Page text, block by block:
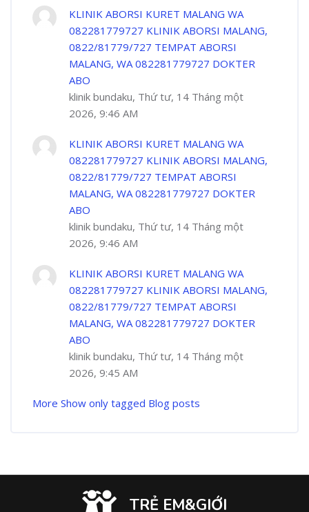
KLINIK ABORSI KURET MALANG WA
082281779727 KLINIK ABORSI MALANG,
0822/81779/727 TEMPAT ABORSI
MALANG, WA 082281779727 DOKTER
ABO
klinik bundaku, Thứ tư, 14 Tháng một
2026, 9:46 AM
KLINIK ABORSI KURET MALANG WA
082281779727 KLINIK ABORSI MALANG,
0822/81779/727 TEMPAT ABORSI
MALANG, WA 082281779727 DOKTER
ABO
klinik bundaku, Thứ tư, 14 Tháng một
2026, 9:46 AM
KLINIK ABORSI KURET MALANG WA
082281779727 KLINIK ABORSI MALANG,
0822/81779/727 TEMPAT ABORSI
MALANG, WA 082281779727 DOKTER
ABO
klinik bundaku, Thứ tư, 14 Tháng một
2026, 9:45 AM
More Show only tagged Blog posts
TRẺ EM&GIỚI